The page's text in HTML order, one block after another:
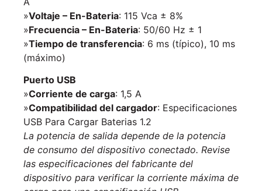
»Voltaje – En-Bateria: 115 Vca ± 8%
»Frecuencia – En-Bateria: 50/60 Hz ± 1
»Tiempo de transferencia: 6 ms (típico), 10 ms
(máximo)
Puerto USB
»Corriente de carga: 1,5 A
»Compatibilidad del cargador: Especificaciones
USB Para Cargar Baterias 1.2
La potencia de salida depende de la potencia
de consumo del dispositivo conectado. Revise
las especificaciones del fabricante del
dispositivo para verificar la corriente máxima de